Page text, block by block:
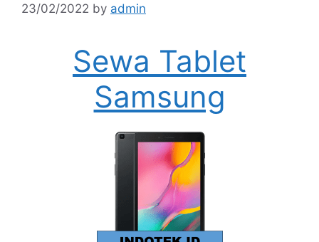
23/02/2022 by admin
Sewa Tablet
Samsung